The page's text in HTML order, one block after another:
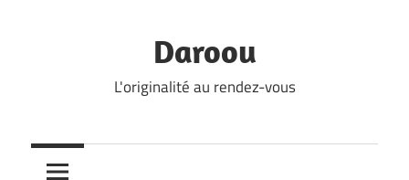
Daroou
L'originalité au rendez-vous